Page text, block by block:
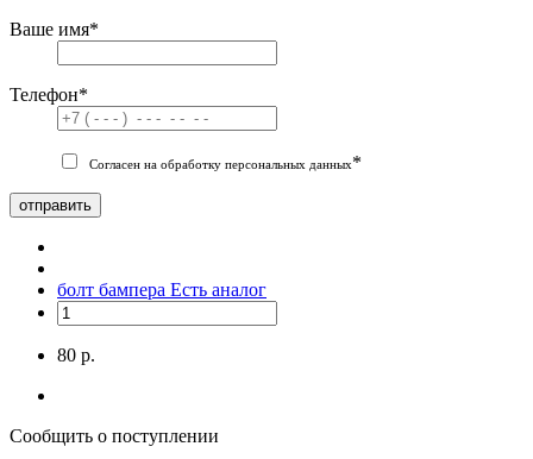
Ваше имя*
Телефон*
Согласен на обработку персональных данных*
отправить
болт бампера Есть аналог
80 р.
Сообщить о поступлении